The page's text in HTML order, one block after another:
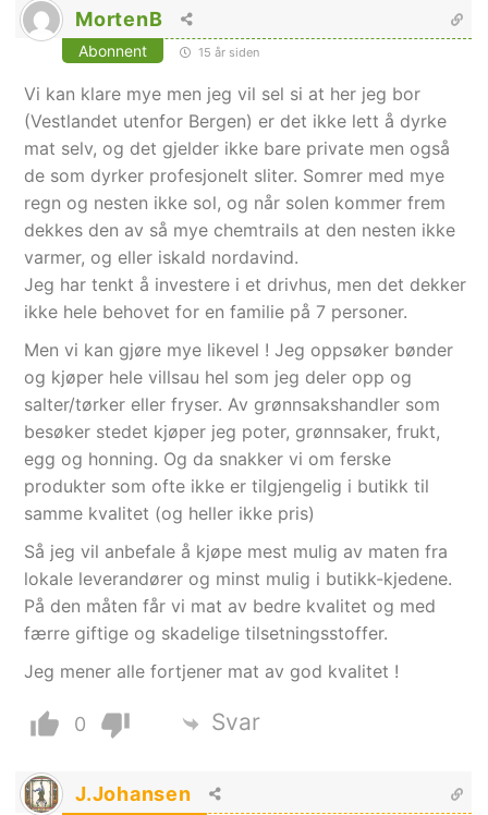
MortenB
Abonnent 15 år siden
Vi kan klare mye men jeg vil sel si at her jeg bor
(Vestlandet utenfor Bergen) er det ikke lett å dyrke
mat selv, og det gjelder ikke bare private men også
de som dyrker profesjonelt sliter. Somrer med mye
regn og nesten ikke sol, og når solen kommer frem
dekkes den av så mye chemtrails at den nesten ikke
varmer, og eller iskald nordavind.
Jeg har tenkt å investere i et drivhus, men det dekker
ikke hele behovet for en familie på 7 personer.
Men vi kan gjøre mye likevel ! Jeg oppsøker bønder
og kjøper hele villsau hel som jeg deler opp og
salter/tørker eller fryser. Av grønnsakshandler som
besøker stedet kjøper jeg poter, grønnsaker, frukt,
egg og honning. Og da snakker vi om ferske
produkter som ofte ikke er tilgjengelig i butikk til
samme kvalitet (og heller ikke pris)
Så jeg vil anbefale å kjøpe mest mulig av maten fra
lokale leverandører og minst mulig i butikk-kjedene.
På den måten får vi mat av bedre kvalitet og med
færre giftige og skadelige tilsetningsstoffer.
Jeg mener alle fortjener mat av god kvalitet !
0 Svar
J.Johansen